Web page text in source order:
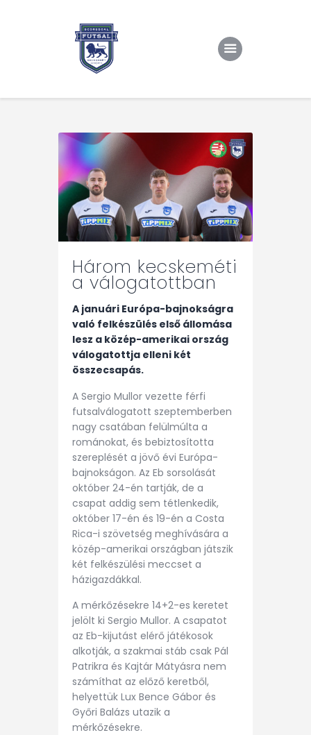
Rólunk/TAO
Eredmények, csapat
Hírek
Kapcsolat
Három kecskeméti
a válogatottban
A januári Európa-bajnokságra
való felkészülés első állomása
lesz a közép-amerikai ország
válogatottja elleni két
összecsapás.
A Sergio Mullor vezette férfi
futsalválogatott szeptemberben
nagy csatában felülmúlta a
románokat, és bebiztosította
szereplését a jövő évi Európa-
bajnokságon. Az Eb sorsolását
október 24-én tartják, de a
csapat addig sem tétlenkedik,
október 17-én és 19-én a Costa
Rica-i szövetség meghívására a
közép-amerikai országban játszik
két felkészülési meccset a
házigazdákkal.
A mérkőzésekre 14+2-es keretet
jelölt ki Sergio Mullor. A csapatot
az Eb-kijutást elérő játékosok
alkotják, a szakmai stáb csak Pál
Patrikra és Kajtár Mátyásra nem
számíthat az előző keretből,
helyettük Lux Bence Gábor és
Győri Balázs utazik a
mérkőzésekre.